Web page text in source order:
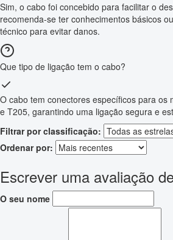
Sim, o cabo foi concebido para facilitar o
recomenda-se ter conhecimentos básicos
técnico para evitar danos.
Que tipo de ligação tem o cabo?
O cabo tem conectores específicos para os
e T205, garantindo uma ligação segura e
Filtrar por classificação:
Ordenar por:
Escrever uma avaliação
O seu nome